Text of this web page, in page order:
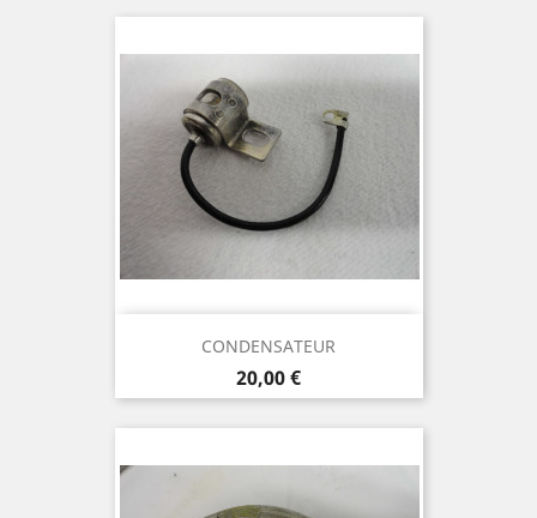
CONDENSATEUR
Prix
20,00 €